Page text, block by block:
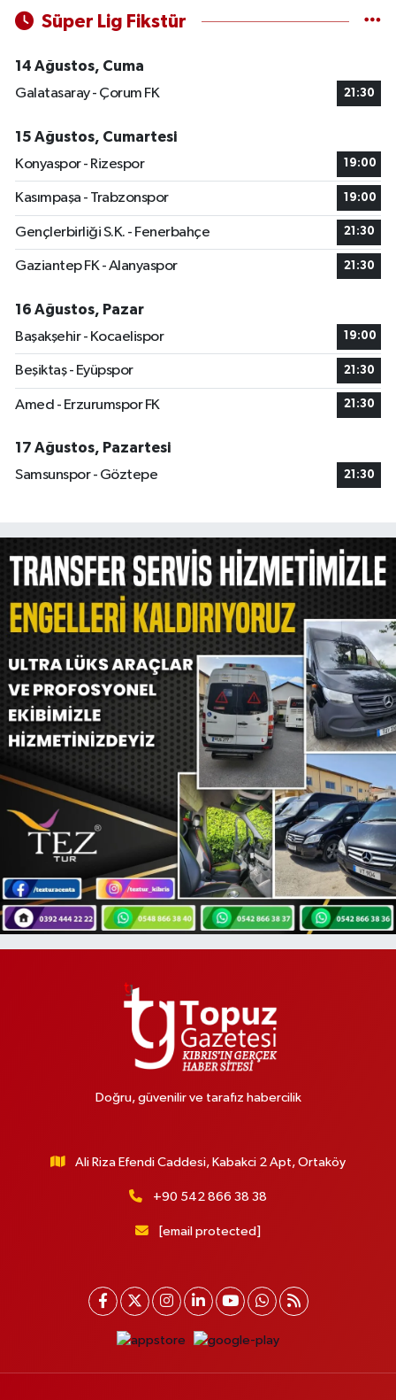
Süper Lig Fikstür
14 Ağustos, Cuma
Galatasaray - Çorum FK
21:30
15 Ağustos, Cumartesi
Konyaspor - Rizespor
19:00
Kasımpaşa - Trabzonspor 19:00
Gençlerbirliği S.K. - Fenerbahçe 21:30
Gaziantep FK - Alanyaspor 21:30
16 Ağustos, Pazar
Başakşehir - Kocaelispor
19:00
Beşiktaş - Eyüpspor 21:30
Amed - Erzurumspor FK 21:30
17 Ağustos, Pazartesi
Samsunspor - Göztepe
21:30
Doğru, güvenilir ve tarafız habercilik
Ali Riza Efendi Caddesi, Kabakci 2 Apt, Ortaköy
+90 542 866 38 38
[email protected]